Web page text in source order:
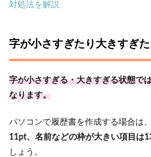
対処法を解説
字が小さすぎたり大きすぎ
字が小さすぎる・大きすぎる状態で
なります。
パソコンで履歴書を作成する場合は、
11pt、名前などの枠が大きい項目は
しょう。